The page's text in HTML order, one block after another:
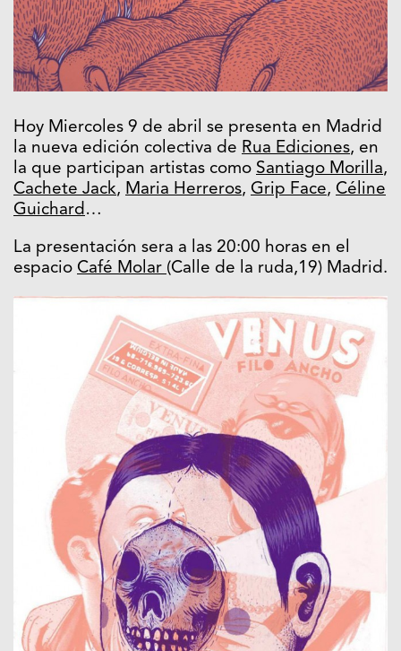
Hoy Miercoles 9 de abril se presenta en Madrid
la nueva edición colectiva de Rua Ediciones, en
la que participan artistas como Santiago Morilla,
Cachete Jack, Maria Herreros, Grip Face, Céline
Guichard…
La presentación sera a las 20:00 horas en el
espacio Café Molar (Calle de la ruda,19) Madrid.